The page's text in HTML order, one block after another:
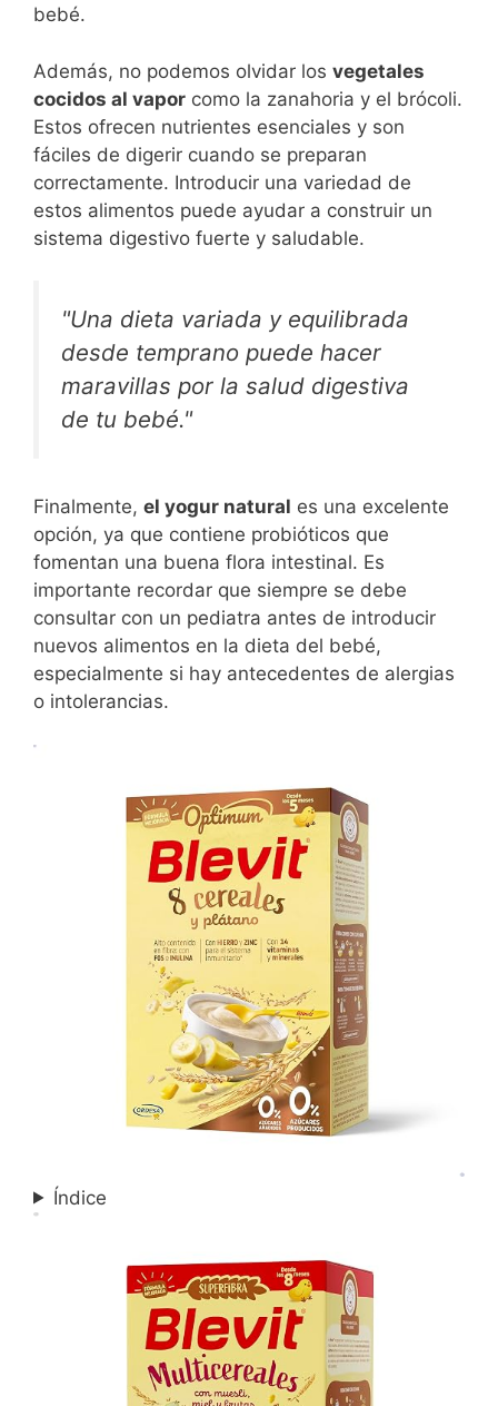
bebé.
Además, no podemos olvidar los vegetales
cocidos al vapor como la zanahoria y el brócoli.
Estos ofrecen nutrientes esenciales y son
fáciles de digerir cuando se preparan
correctamente. Introducir una variedad de
estos alimentos puede ayudar a construir un
sistema digestivo fuerte y saludable.
"Una dieta variada y equilibrada
desde temprano puede hacer
maravillas por la salud digestiva
de tu bebé."
Finalmente, el yogur natural es una excelente
opción, ya que contiene probióticos que
fomentan una buena flora intestinal. Es
importante recordar que siempre se debe
consultar con un pediatra antes de introducir
nuevos alimentos en la dieta del bebé,
especialmente si hay antecedentes de alergias
o intolerancias.
Índice